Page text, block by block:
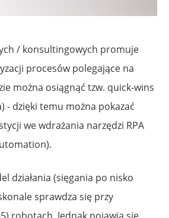
/ konsultingowych promuje
procesów polegające na
można osiągnąć tzw. quick-wins
- dzięki temu można pokazać
we wdrażania narzędzi RPA
działania (sięgania po nisko
sprawdza się przy